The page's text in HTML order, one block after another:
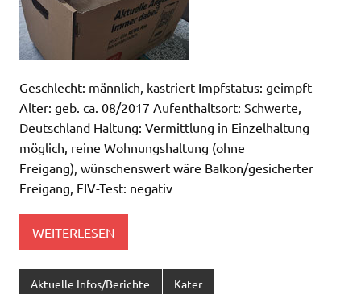
Geschlecht: männlich, kastriert Impfstatus: geimpft
Alter: geb. ca. 08/2017 Aufenthaltsort: Schwerte,
Deutschland Haltung: Vermittlung in Einzelhaltung
möglich, reine Wohnungshaltung (ohne
Freigang), wünschenswert wäre Balkon/gesicherter
Freigang, FIV-Test: negativ
WEITERLESEN
Aktuelle Infos/Berichte Kater